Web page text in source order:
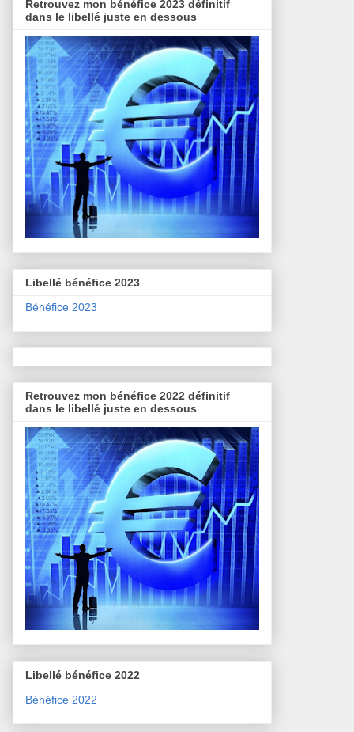
Retrouvez mon bénéfice 2023 définitif
dans le libellé juste en dessous
Libellé bénéfice 2023
Bénéfice 2023
Retrouvez mon bénéfice 2022 définitif
dans le libellé juste en dessous
Libellé bénéfice 2022
Bénéfice 2022